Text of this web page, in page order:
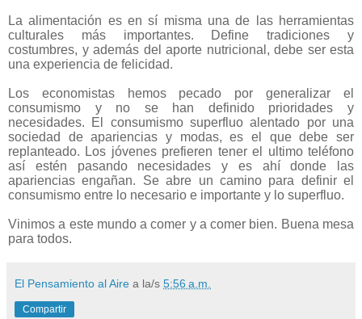
La alimentación es en sí misma una de las herramientas
culturales más importantes. Define tradiciones y
costumbres, y además del aporte nutricional, debe ser esta
una experiencia de felicidad.
Los economistas hemos pecado por generalizar el
consumismo y no se han definido prioridades y
necesidades. El consumismo superfluo alentado por una
sociedad de apariencias y modas, es el que debe ser
replanteado. Los jóvenes prefieren tener el ultimo teléfono
así estén pasando necesidades y es ahí donde las
apariencias engañan. Se abre un camino para definir el
consumismo entre lo necesario e importante y lo superfluo.
Vinimos a este mundo a comer y a comer bien. Buena mesa
para todos.
El Pensamiento al Aire a la/s 5:56 a.m.
Compartir